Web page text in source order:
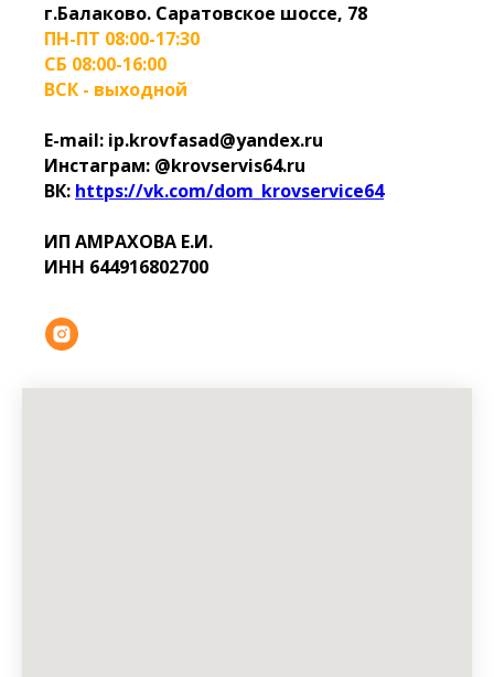
г.Балаково. Саратовское шоссе, 78
ПН-ПТ 08:00-17:30
СБ 08:00-16:00
ВСК - выходной
E-mail: ip.krovfasad@yandex.ru
Инстаграм: @krovservis64.ru
ВК: https://vk.com/dom_krovservice64
ИП АМРАХОВА Е.И.
ИНН 644916802700